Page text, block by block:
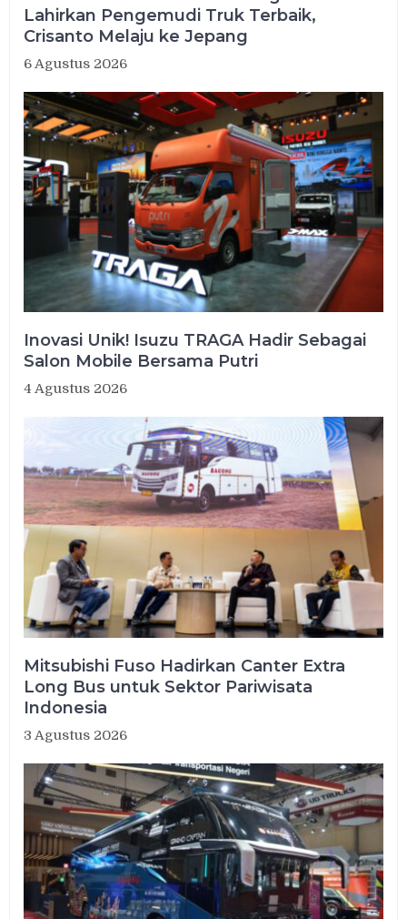
Lahirkan Pengemudi Truk Terbaik,
Crisanto Melaju ke Jepang
6 Agustus 2026
Inovasi Unik! Isuzu TRAGA Hadir Sebagai
Salon Mobile Bersama Putri
4 Agustus 2026
Mitsubishi Fuso Hadirkan Canter Extra
Long Bus untuk Sektor Pariwisata
Indonesia
3 Agustus 2026